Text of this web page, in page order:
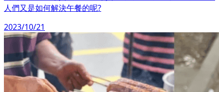
人們又是如何解決午餐的呢?
2023/10/21